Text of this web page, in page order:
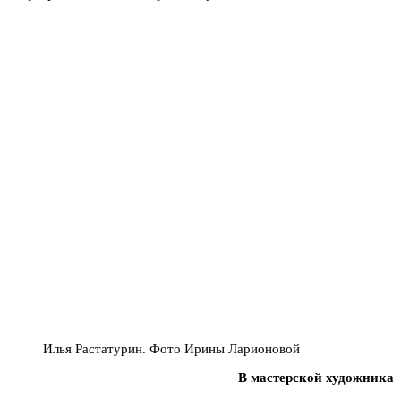
Илья Растатурин. Фото Ирины Ларионовой
В мастерской художника